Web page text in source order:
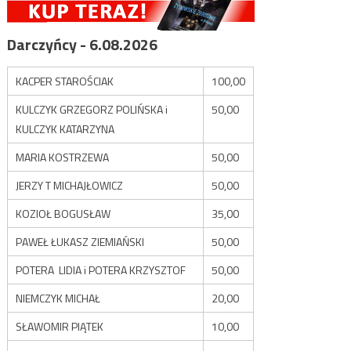
Darczyńcy - 6.08.2026
KACPER STAROŚCIAK
100,00
KULCZYK GRZEGORZ POLIŃSKA i
KULCZYK KATARZYNA
50,00
MARIA KOSTRZEWA
50,00
JERZY T MICHAJŁOWICZ
50,00
KOZIOŁ BOGUSŁAW
35,00
PAWEŁ ŁUKASZ ZIEMIAŃSKI
50,00
POTERA LIDIA i POTERA KRZYSZTOF
50,00
NIEMCZYK MICHAŁ
20,00
SŁAWOMIR PIĄTEK
10,00